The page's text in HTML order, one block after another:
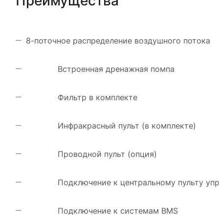
8-поточное распределение воздушного потока
Встроенная дренажная помпа
Фильтр в комплекте
Инфракрасный пульт (в комплекте)
Проводной пульт (опция)
Подключение к центральному пульту
Подключение к системам BMS